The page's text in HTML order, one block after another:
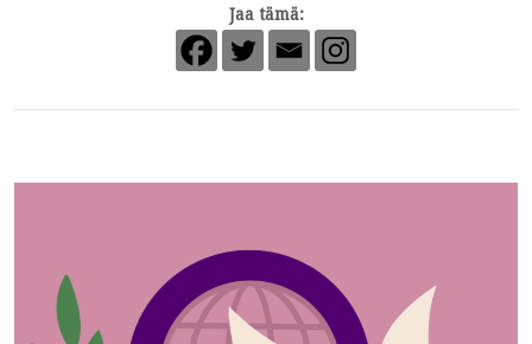
Jaa tämä: